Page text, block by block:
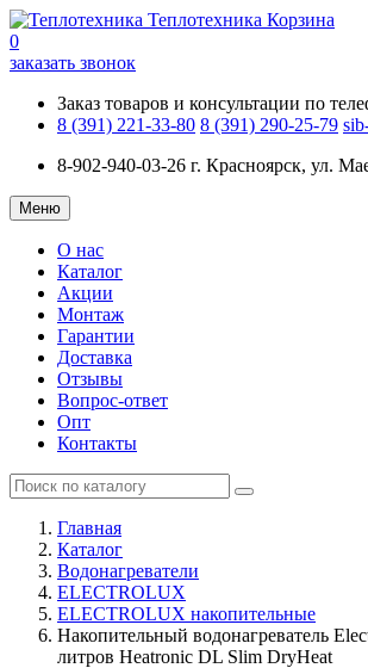
Теплотехника Корзина
0
заказать звонок
Заказ товаров и консультации по
8 (391) 221-33-80 8 (391) 290-25-79
8-902-940-03-26 г. Красноярск, ул.
Меню
О нас
Каталог
Акции
Монтаж
Гарантии
Доставка
Отзывы
Вопрос-ответ
Опт
Контакты
Главная
Каталог
Водонагреватели
ELECTROLUX
ELECTROLUX накопительные
Накопительный водонагреватель
литров Heatronic DL Slim DryHeat